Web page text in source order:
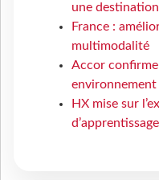
une
France :
multimodalité
Accor
HX mise sur
d’apprentissage